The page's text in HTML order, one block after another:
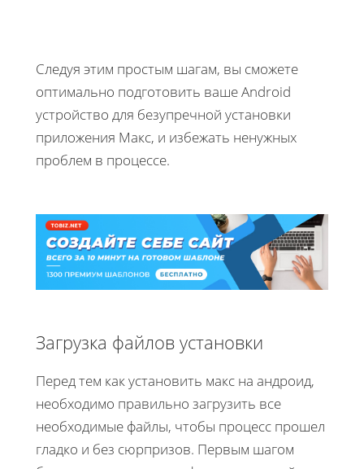
Следуя этим простым шагам, вы сможете
оптимально подготовить ваше Android
устройство для безупречной установки
приложения Макс, и избежать ненужных
проблем в процессе.
Загрузка файлов установки
Перед тем как установить макс на андроид,
необходимо правильно загрузить все
необходимые файлы, чтобы процесс прошел
гладко и без сюрпризов. Первым шагом